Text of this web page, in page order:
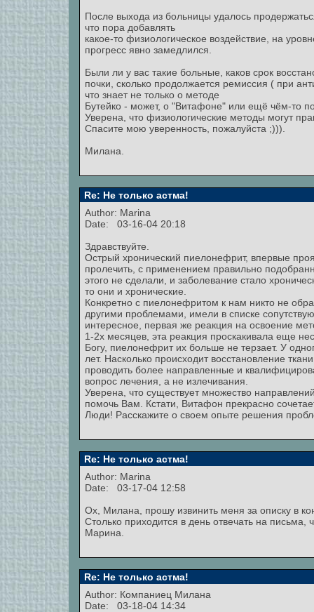
После выхода из больницы удалось
что пора добавлять
какое-то физиологическое воздействие, на
прогресс явно замедлился.
Были ли у вас такие больные, каков срок
почки, сколько продолжается ремиссия ( при
что знает не только о методе
Бутейко - может, о "Витафоне" или ещё чём-то
Уверена, что физиологические методы могут
Спасите мою уверенность, пожалуйста ;))).
Милана.
Re: Не только астма!
Author: Marina
Date: 03-16-04 20:18
Здравствуйте.
Острый хронический пиелонефрит, впервые
пролечить, с применением правильно
этого не сделали, и заболевание стало
то они и хронические.
Конкретно с пиелонефритом к нам никто не
другими проблемами, имели в списке
интересное, первая же реакция на освоение
1-2х месяцев, эта реакция проскакивала еще
Богу, пиелонефрит их больше не терзает. У
лет. Насколько происходит восстановление
проводить более направленные и
вопрос лечения, а не излечивания.
Уверена, что существует множество
помочь Вам. Кстати, Витафон прекрасно
Люди! Расскажите о своем опыте решения
Re: Не только астма!
Author: Marina
Date: 03-17-04 12:58
Ох, Милана, прошу извинить меня за описку в
Столько приходится в день отвечать на письма,
Марина.
Re: Не только астма!
Author: Компаниец Милана
Date: 03-18-04 14:34